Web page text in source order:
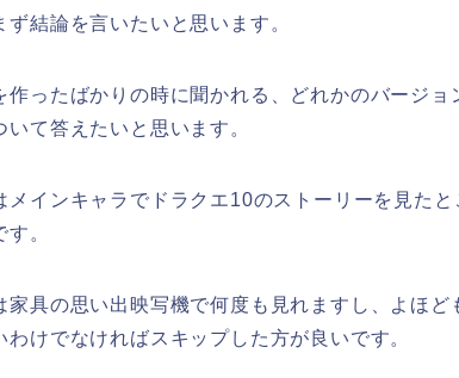
ず結論を言いたいと思います。
作ったばかりの時に聞かれる、どれかのバージョ
て答えたいと思います。
メインキャラでドラクエ10のストーリーを見た
。
家具の思い出映写機で何度も見れますし、よほ
わけでなければスキップした方が良いです。